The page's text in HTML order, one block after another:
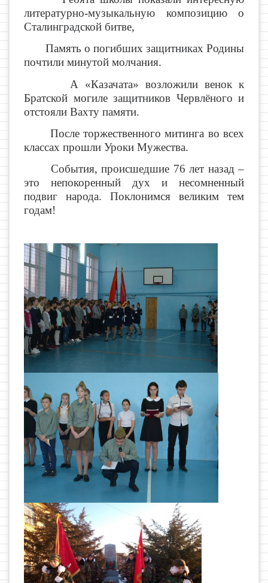
литературно-музыкальную композицию о
Сталинградской битве,
Память о погибших защитниках Родины
почтили минутой молчания.
А «Казачата» возложили венок к
Братской могиле защитников Червлёного и
отстояли Вахту памяти.
После торжественного митинга во всех
классах прошли Уроки Мужества.
События, происшедшие 76 лет назад –
это непокоренный дух и несомненный
подвиг народа. Поклонимся великим тем
годам!